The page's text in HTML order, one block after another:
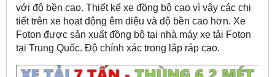
với độ bền cao. Thiết kế xe đồng bộ cao vì vậy các chi
tiết trên xe hoạt động êm diệu và độ bền cao hơn. Xe
Foton được sản xuất đồng bộ tại nhà máy xe tải Foton
tại Trung Quốc. Độ chính xác trong lắp ráp cao.